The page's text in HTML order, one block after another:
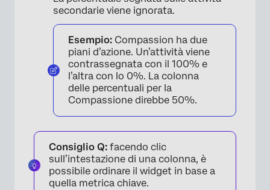
secondarie viene ignorata.
Esempio: Compassion ha due
piani d’azione. Un’attività viene
contrassegnata con il 100% e
l’altra con lo 0%. La colonna
delle percentuali per la
Compassione direbbe 50%.
Consiglio Q: facendo clic
sull’intestazione di una colonna, è
possibile ordinare il widget in base a
quella metrica chiave.